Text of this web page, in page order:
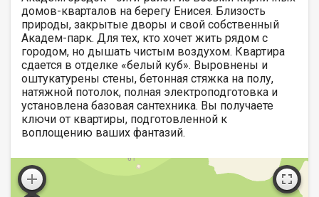
домов-кварталов на берегу Енисея. Близость
природы, закрытые дворы и свой собственный
Академ-парк. Для тех, кто хочет жить рядом с
городом, но дышать чистым воздухом. Квартира
сдается в отделке «белый куб». Выровнены и
оштукатурены стены, бетонная стяжка на полу,
натяжной потолок, полная электроподготовка и
установлена базовая сантехника. Вы получаете
ключи от квартиры, подготовленной к
воплощению ваших фантазий.